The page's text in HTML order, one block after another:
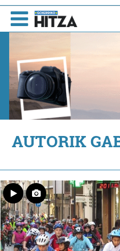
AUTORIK